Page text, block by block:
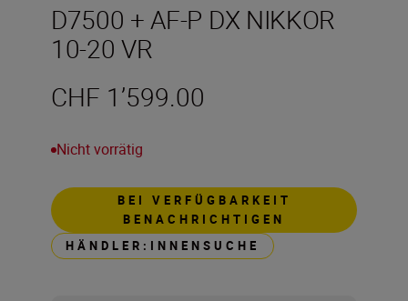
D7500 + AF-P DX NIKKOR
10-20 VR
CHF 1’599.00
Nicht vorrätig
BEI VERFÜGBARKEIT
BENACHRICHTIGEN
HÄNDLER:INNENSUCHE